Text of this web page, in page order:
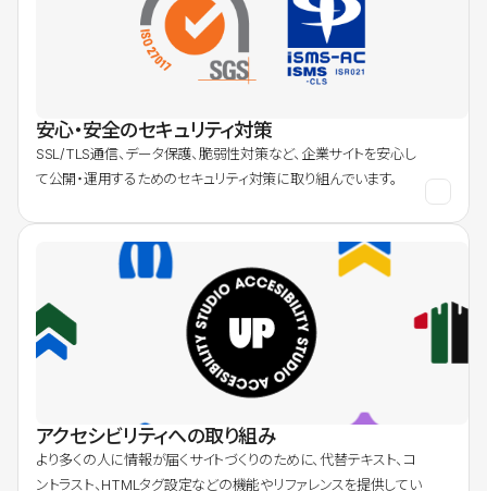
安心・安全のセキュリティ対策
SSL/TLS通信、データ保護、脆弱性対策など、企業サイトを安心し
て公開・運用するためのセキュリティ対策に取り組んでいます。
アクセシビリティへの取り組み
より多くの人に情報が届くサイトづくりのために、代替テキスト、コ
ントラスト、HTMLタグ設定などの機能やリファレンスを提供してい